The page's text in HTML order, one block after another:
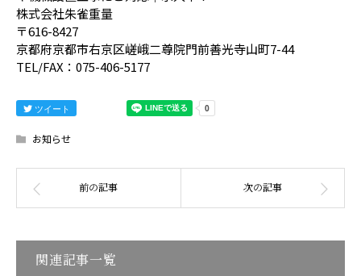
株式会社朱雀重量
〒616-8427
京都府京都市右京区嵯峨二尊院門前善光寺山町7-44
TEL/FAX：075-406-5177
ツイート
お知らせ
関連記事一覧